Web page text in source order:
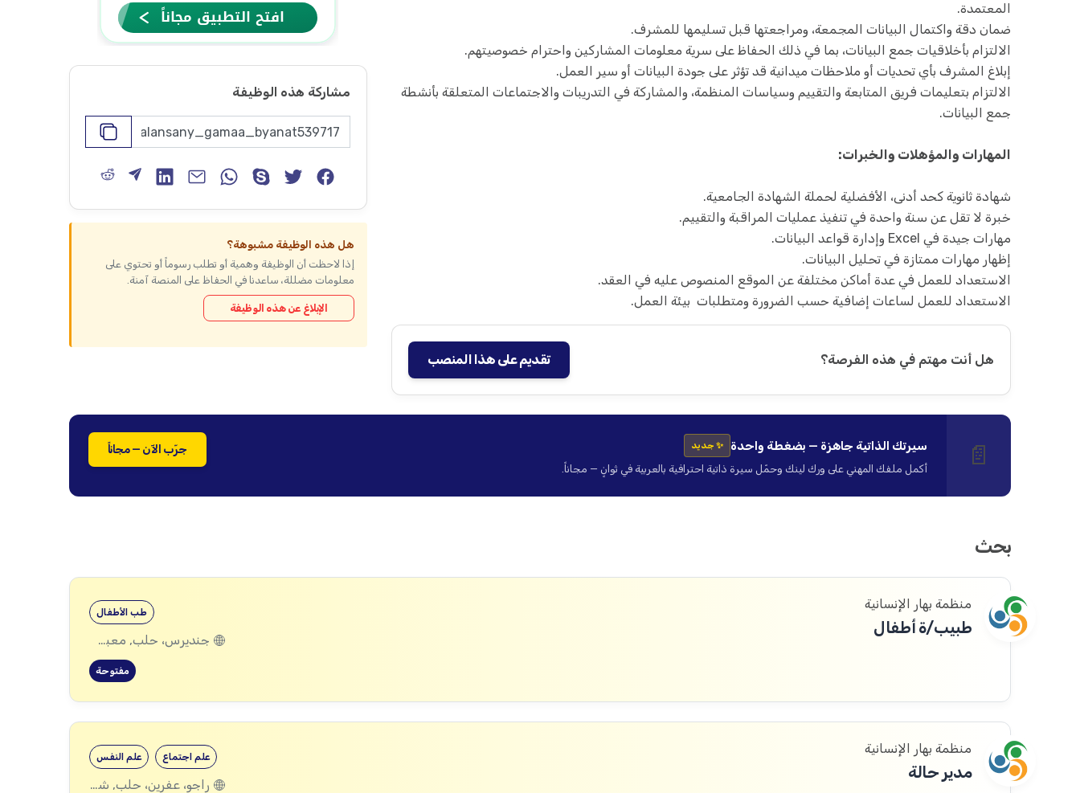
المعتمدة.
ضمان دقة واكتمال البيانات المجمعة، ومراجعتها قبل تسليمها للمشرف.
الالتزام بأخلاقيات جمع البيانات، بما في ذلك الحفاظ على سرية معلومات المشاركين واحترام خصوصيتهم.
إبلاغ المشرف بأي تحديات أو ملاحظات ميدانية قد تؤثر على جودة البيانات أو سير العمل.
الالتزام بتعليمات فريق المتابعة والتقييم وسياسات المنظمة، والمشاركة في التدريبات والاجتماعات المتعلقة بأنشطة
جمع البيانات.
المهارات والمؤهلات والخبرات:
شهادة ثانوية كحد أدنى، الأفضلية لحملة الشهادة الجامعية.
خبرة لا تقل عن سنة واحدة في تنفيذ عمليات المراقبة والتقييم.
مهارات جيدة في Excel وإدارة قواعد البيانات.
إظهار مهارات ممتازة في تحليل البيانات.
الاستعداد للعمل في عدة أماكن مختلفة عن الموقع المنصوص عليه في العقد.
الاستعداد للعمل لساعات إضافية حسب الضرورة ومتطلبات بيئة العمل.
هل أنت مهتم في هذه الفرصة؟ تقديم على هذا المنصب
مشاركة هذه الوظيفة
هل هذه الوظيفة مشبوهة؟
إذا لاحظت أن الوظيفة وهمية أو تطلب رسوماً أو تحتوي على
معلومات مضللة، ساعدنا في الحفاظ على المنصة آمنة.
الإبلاغ عن هذه الوظيفة
📄 سيرتك الذاتية جاهزة — بضغطة واحدة ✨ جديد
أكمل ملفك المهني على ورك لينك وحمّل سيرة ذاتية احترافية بالعربية في ثوانٍ — مجاناً.
جرّب الآن — مجاناً
بحث
منظمة بهار الإنسانية
طبيب/ة أطفال
طب الأطفال
جنديرس، حلب, معبطلي، حلب
مفتوحة
منظمة بهار الإنسانية
مدير حالة
علم النفس علم اجتماع
راجو، عفرين، حلب, شيخ الحديد، حلب